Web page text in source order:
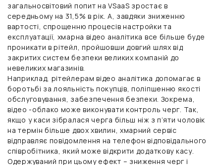
загальносвітовий попит на VSaaS зростає в
середньому на 31,5% в рік. А, завдяки зниженню
вартості, спрощенню процесів настройки та
експлуатації, хмарна відео аналітика все більше буде
проникати в рітейл, пройшовши довгий шлях від
закритих систем безпеки великих компаній до
невеликих магазинів.
Наприклад, рітейлерам відео аналітика допомагає в
боротьбі за лояльність покупців, поліпшенню якості
обслуговування, забезпечення безпеки. Зокрема,
відео -облако може виконувати контроль черг. Так,
якщо у каси зібралася черга більш ніж з п’яти чоловік
на термін більше двох хвилин, хмарний сервіс
відправляє повідомлення на телефон відповідального
співробітника, який може відкрити додаткову касу.
Одержуваний при цьому ефект – зниження черг і